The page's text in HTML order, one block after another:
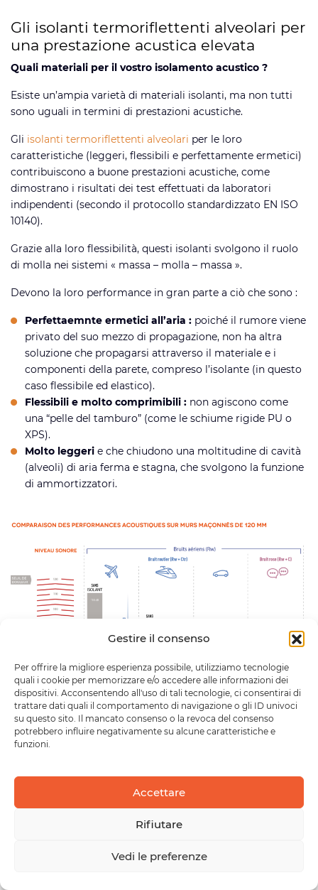
Gestire il consenso
Per offrire la migliore esperienza possibile, utilizziamo tecnologie
quali i cookie per memorizzare e/o accedere alle informazioni dei
dispositivi. Acconsentendo all'uso di tali tecnologie, ci consentirai di
trattare dati quali il comportamento di navigazione o gli ID univoci
su questo sito. Il mancato consenso o la revoca del consenso
potrebbero influire negativamente su alcune caratteristiche e
funzioni.
Accettare
Rifiutare
Vedi le preferenze
Gli isolanti termoriflettenti alveolari per
una prestazione acustica elevata
Quali materiali per il vostro isolamento acustico ?
Esiste un’ampia varietà di materiali isolanti, ma non tutti
sono uguali in termini di prestazioni acustiche.
Gli isolanti termoriflettenti alveolari per le loro
caratteristiche (leggeri, flessibili e perfettamente ermetici)
contribuiscono a buone prestazioni acustiche, come
dimostrano i risultati dei test effettuati da laboratori
indipendenti (secondo il protocollo standardizzato EN ISO
10140).
Grazie alla loro flessibilità, questi isolanti svolgono il ruolo
di molla nei sistemi « massa – molla – massa ».
Devono la loro performance in gran parte a ciò che sono :
Perfettaemnte ermetici all’aria : poiché il rumore viene
privato del suo mezzo di propagazione, non ha altra
soluzione che propagarsi attraverso il materiale e i
componenti della parete, compreso l’isolante (in questo
caso flessibile ed elastico).
Flessibili e molto comprimibili : non agiscono come
una “pelle del tamburo” (come le schiume rigide PU o
XPS).
Molto leggeri e che chiudono una moltitudine di cavità
(alveoli) di aria ferma e stagna, che svolgono la funzione
di ammortizzatori.